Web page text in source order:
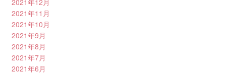
2021年11月
2021年10月
2021年9月
2021年8月
2021年7月
2021年6月